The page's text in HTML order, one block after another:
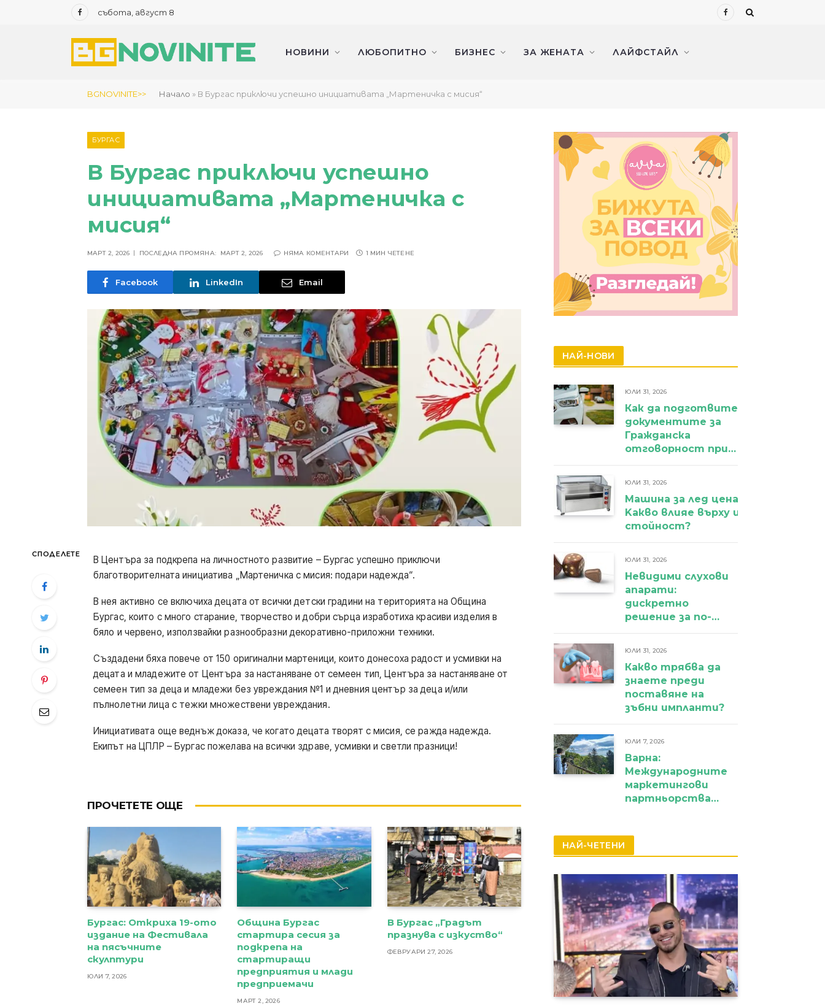
Facebookсъбота, август 8 Facebook
НОВИНИ ЛЮБОПИТНО БИЗНЕС ЗА ЖЕНАТА ЛАЙФСТАЙЛ
BGNOVINITE>> Начало » В Бургас приключи успешно инициативата „Мартеничка с мисия“
БУРГАС
В Бургас приключи успешно
инициативата „Мартеничка с
мисия“
МАРТ 2, 2026 ПОСЛЕДНА ПРОМЯНА: МАРТ 2, 2026 НЯМА КОМЕНТАРИ 1 МИН ЧЕТЕНЕ
Facebook LinkedIn Email
СПОДЕЛЕТЕ
В Центъра за подкрепа на личностното развитие – Бургас успешно приключи
благотворителната инициатива „Мартеничка с мисия: подари надежда“.
В нея активно се включиха децата от всички детски градини на територията на Община
Бургас, които с много старание, творчество и добри сърца изработиха красиви изделия в
бяло и червено, използвайки разнообразни декоративно-приложни техники.
Създадени бяха повече от 150 оригинални мартеници, които донесоха радост и усмивки на
децата и младежите от Центъра за настаняване от семеен тип, Центъра за настаняване от
семеен тип за деца и младежи без увреждания №1 и дневния център за деца и/или
пълнолетни лица с тежки множествени увреждания.
Инициативата още веднъж доказа, че когато децата творят с мисия, се ражда надежда.
Екипът на ЦПЛР – Бургас пожелава на всички здраве, усмивки и светли празници!
ПРОЧЕТЕТЕ ОЩЕ
Бургас: Откриха 19-ото
издание на Фестивала
на пясъчните
скулптури
ЮЛИ 7, 2026
Община Бургас
стартира сесия за
подкрепа на
стартиращи
предприятия и млади
предприемачи
МАРТ 2, 2026
В Бургас „Градът
празнува с изкуство“
ФЕВРУАРИ 27, 2026
НАЙ-НОВИ
ЮЛИ 31, 2026
Как да подготвите
документите за
Гражданска
отговорност при
ЮЛИ 31, 2026
Машина за лед цена:
Kакво влияе върху избора и
стойност?
ЮЛИ 31, 2026
Невидими слухови
апарати:
дискретно
решение за по-
ЮЛИ 31, 2026
Какво трябва да
знаете преди
поставяне на
зъбни импланти?
ЮЛИ 7, 2026
Варна:
Международните
маркетингови
партньорства
НАЙ-ЧЕТЕНИ